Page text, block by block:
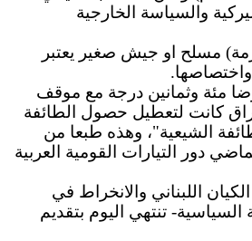
والسياسة الخارجية
مسلح او جيش صغير يعتبر
مئة وثمانين درجة مع موقف
كانت لتعطيل حصول الطائفة
الشيعية"، وهذه طبعا من
دور التيارات القومية العربية
اللبناني والانخراط في
تنتهي اليوم بتقديم